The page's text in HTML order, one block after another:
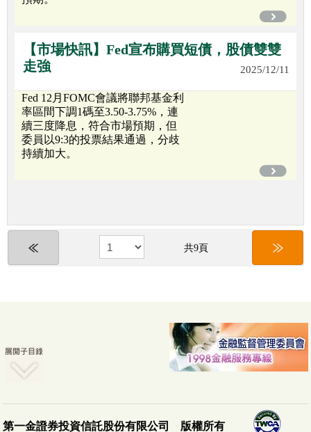
【市場快訊】Fed宣布購買短債，股債雙雙
走強
2025/12/11
Fed 12月FOMC會議將聯邦基金利
率區間下調1碼至3.50-3.75%，連
續三度降息，符合市場預期，但
委員以9:3的投票結果通過，分歧
持續加大。
共9頁
第一金證券投資信託股份有限公司 版權所有